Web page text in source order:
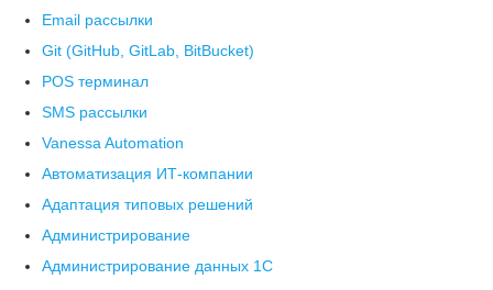
Email рассылки
Git (GitHub, GitLab, BitBucket)
POS терминал
SMS рассылки
Vanessa Automation
Автоматизация ИТ-компании
Адаптация типовых решений
Администрирование
Администрирование данных 1С